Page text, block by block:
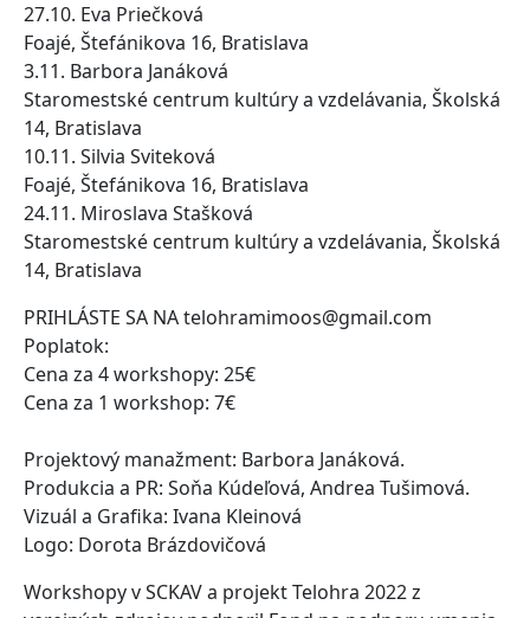
27.10. Eva Priečková
Foajé, Štefánikova 16, Bratislava
3.11. Barbora Janáková
Staromestské centrum kultúry a vzdelávania, Školská
14, Bratislava
10.11. Silvia Sviteková
Foajé, Štefánikova 16, Bratislava
24.11. Miroslava Stašková
Staromestské centrum kultúry a vzdelávania, Školská
14, Bratislava
PRIHLÁSTE SA NA telohramimoos@gmail.com
Poplatok:
Cena za 4 workshopy: 25€
Cena za 1 workshop: 7€
Projektový manažment: Barbora Janáková.
Produkcia a PR: Soňa Kúdeľová, Andrea Tušimová.
Vizuál a Grafika: Ivana Kleinová
Logo: Dorota Brázdovičová
Workshopy v SCKAV a projekt Telohra 2022 z